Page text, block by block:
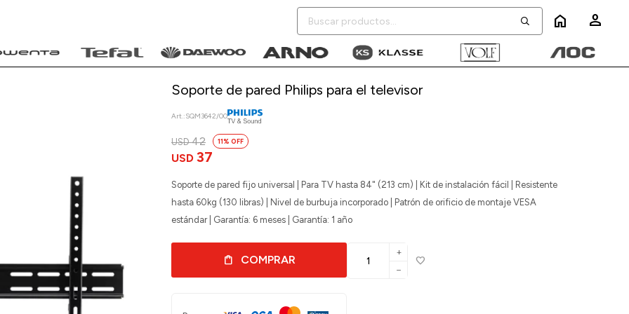
home
Soporte de pared Philips para el televisor
SQM3642/00
USD 37
USD 42 11
Soporte de pared fijo universal | Para TV hasta 84" (213 cm) | Kit de instalación fácil | Resistente
hasta 60kg (130 libras) | Nivel de burbuja incorporado | Patrón de orificio de montaje VESA
estándar | Garantía: 6 meses | Garantía: 1 año
COMPRAR
add
remove